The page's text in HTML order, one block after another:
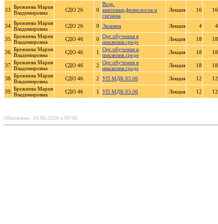
33. Брежнева Мария
Владимировна
СДО 26 0
Возр.
анатомия,физиология и
гигиена
Лекция 16 16
34. Брежнева Мария
Владимировна
СДО 26 0 Экзамен Лекция 4 4
35. Брежнева Мария
Владимировна
СДО 46 0 Орг.обучения в
инклюзив.среде
Лекция 18 18
36. Брежнева Мария
Владимировна
СДО 46 1
Орг.обучения в
инклюзив.среде
Лекция 18 18
37. Брежнева Мария
Владимировна
СДО 46 2 Орг.обучения в
инклюзив.среде
Лекция 18 18
38. Брежнева Мария
Владимировна
СДО 46 2 УП МДК 03.06 Лекция 12 12
39. Брежнева Мария
Владимировна
СДО 46 1 УП МДК 03.06 Лекция 12 12
Обновлено: 24.06.2026 в 09:48.